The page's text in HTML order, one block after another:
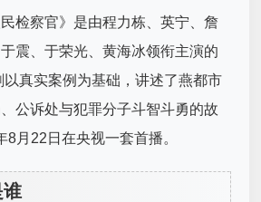
检察官》是由程力栋、英宁、詹
震、于荣光、黄海冰领衔主演的
以真实案例为基础，讲述了燕都市
公诉处与犯罪分子斗智斗勇的故
8月22日在央视一套首播。
谁